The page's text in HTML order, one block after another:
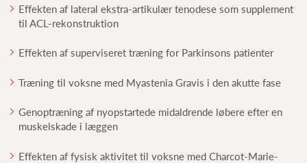
Effekten af lateral ekstra-artikulær tenodese som supplement
til ACL-rekonstruktion
Effekten af superviseret træning for Parkinsons patienter
Træning til voksne med Myastenia Gravis i den akutte fase
Genoptræning af nyopstartede midaldrende løbere efter en
muskelskade i læggen
Effekten af fysisk aktivitet til voksne med Charcot-Marie-